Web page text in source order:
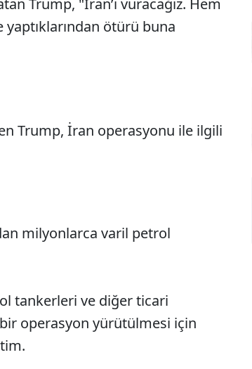
ötürü buna
Trump, İran operasyonu ile ilgili
milyonlarca varil petrol
tankerleri ve diğer ticari
operasyon yürütülmesi için